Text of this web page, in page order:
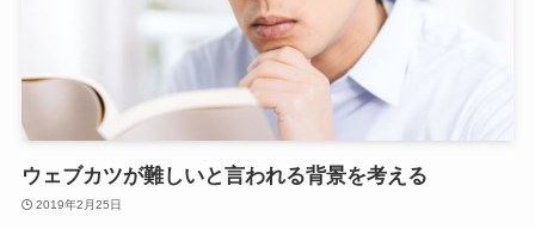
ウェブカツが難しいと言われる背景を考える
2019年2月25日